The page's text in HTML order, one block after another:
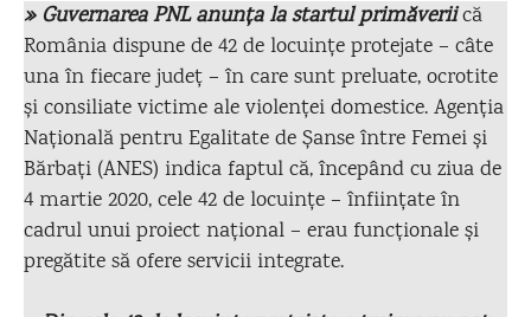
» Guvernarea PNL anunța la startul primăveriică
România dispune de 42 de locuințe protejate – câte
una în fiecare județ – în care sunt preluate, ocrotite
și consiliate victime ale violenței domestice. Agenția
Națională pentru Egalitate de Șanse între Femei și
Bărbați (ANES) indica faptul că, începând cu ziua de
4 martie 2020, cele 42 de locuințe – înființate în
cadrul unui proiect național – erau funcționale și
pregătite să ofere servicii integrate.